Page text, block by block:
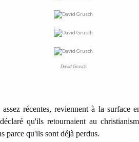
David Grusch
récentes, reviennent à la surface
qu'ils retournaient au
parce qu'ils sont déjà perdus.